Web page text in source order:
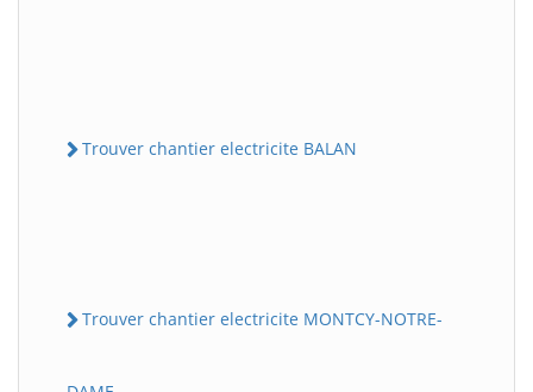
Trouver chantier electricite BALAN
Trouver chantier electricite MONTCY-NOTRE-